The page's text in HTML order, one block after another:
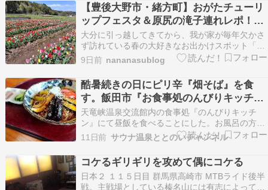
【豊後大野市・緒方町】おがたチューリ
ップフェスタ＆原尻の滝子連れレポ！ア
クセス・駐車場や見どころ解説！
大分に引っ越してきてから、我が家が毎年欠かさ
ず訪れている春の大好きなお出かけスポット「お
がたチューリップフェスタ」。 会場となる「道の
駅 原尻の滝」周辺には、色鮮やかなチューリップ
が一面に咲き誇り、毎年その圧倒的なスケー […]
投稿 【豊後大野市・緒方町】おがたチューリップ
フェ…
9日前 nananasublog
酷暑続きの日にピリ辛『畑そば』を食
す。飯田市『お食事処のんびりキッチ
ン』
天竜峡温泉交流館内の食事処『のんびりキッチ
ン』にて昼飯を食べることにした。お風呂の方は
割と良く来るが食事処の方は実は初めて。と言っ
ても、食券スタイルの方式は良くあるので戸惑い
はせんが。店内は割と広い。テーブル卓と、小上
がり卓含め40人は入れると思う。『天竜峡カレ
ー』でもいただこう…
11日前 サウナ温泉ととのいチャンネル
コケるギリギリを攻めて偶にコケる
日本２ １１５日目 群馬県高崎市 MTBライド後半
戦。主戦場としている榛名山には有志によって多